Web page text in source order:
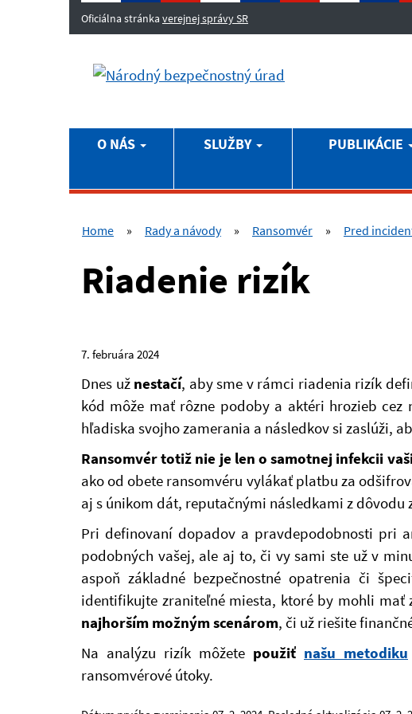
Oficiálna stránka verejnej správy SR
O NÁS SLUŽBY PUBLIKÁCIE
Home » Rady a návody » Ransomvér » Pred
Riadenie rizík
7. februára 2024
Dnes už nestačí, aby sme v rámci riadenia rizík
kód môže mať rôzne podoby a aktéri hrozieb
hľadiska svojho zamerania a následkov si zaslúži,
Ransomvér totiž nie je len o samotnej infekcii
ako od obete ransomvéru vylákať platbu za
aj s únikom dát, reputačnými následkami z
Pri definovaní dopadov a pravdepodobnosti pri
podobných vašej, ale aj to, či vy sami ste už v
aspoň základné bezpečnostné opatrenia či
identifikujte zraniteľné miesta, ktoré by mohli
najhorším možným scenárom, či už riešite
Na analýzu rizík môžete použiť našu metodiku
ransomvérové útoky.